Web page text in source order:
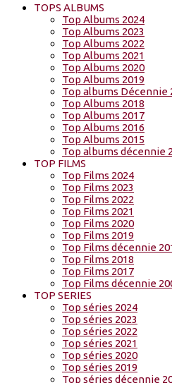
TOPS ALBUMS
Top Albums 2024
Top Albums 2023
Top Albums 2022
Top Albums 2021
Top Albums 2020
Top Albums 2019
Top albums Décennie
Top Albums 2018
Top Albums 2017
Top Albums 2016
Top Albums 2015
Top albums décennie
TOP FILMS
Top Films 2024
Top Films 2023
Top Films 2022
Top Films 2021
Top Films 2020
Top Films 2019
Top Films décennie
Top Films 2018
Top Films 2017
Top Films décennie
TOP SERIES
Top séries 2024
Top séries 2023
Top séries 2022
Top séries 2021
Top séries 2020
Top séries 2019
Top séries décennie